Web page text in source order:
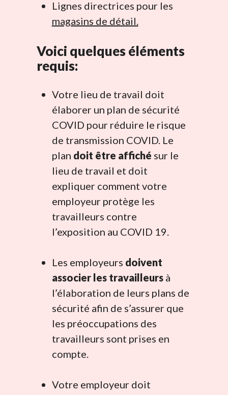
Lignes directrices pour les
magasins de détail.
Voici quelques éléments
requis:
Votre lieu de travail doit
élaborer un plan de sécurité
COVID pour réduire le risque
de transmission COVID. Le
plan doit être affiché sur le
lieu de travail et doit
expliquer comment votre
employeur protège les
travailleurs contre
l’exposition au COVID 19.
Les employeurs doivent
associer les travailleurs à
l’élaboration de leurs plans de
sécurité afin de s’assurer que
les préoccupations des
travailleurs sont prises en
compte.
Votre employeur doit